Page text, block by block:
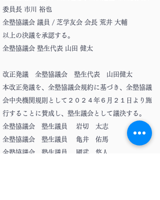
委員長 市川 裕也
全塾協議会 議員 / 芝学友会 会長 荒井 大輔
以上の決議を承認する。
全塾協議会 塾生代表 山田 健太
改正発議 全塾協議会 塾生代表 山田健太
本改正発議を、全塾協議会規約に基づき、全塾協議
会中央機関規則として２０２４年６月２１日より施
行することに賛成し、塾生議会として議決する。
全塾協議会 塾生議員 岩切 太志
全塾協議会 塾生議員 亀井 佑馬
全塾協議会 塾生議員 國武 悠人